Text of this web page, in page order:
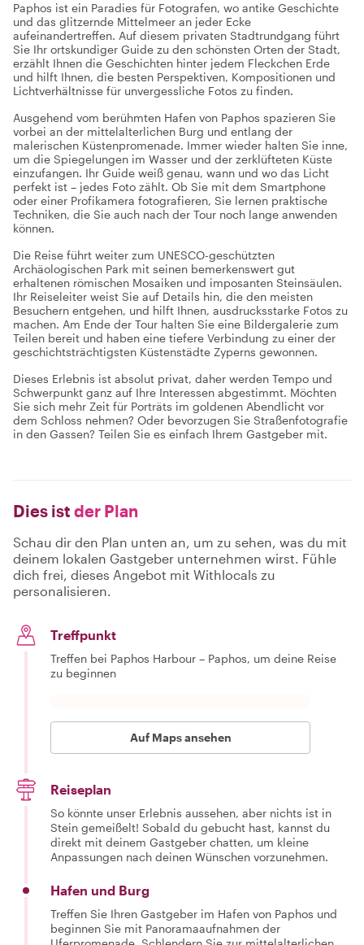
Paphos ist ein Paradies für Fotografen, wo antike Geschichte
und das glitzernde Mittelmeer an jeder Ecke
aufeinandertreffen. Auf diesem privaten Stadtrundgang führt
Sie Ihr ortskundiger Guide zu den schönsten Orten der Stadt,
erzählt Ihnen die Geschichten hinter jedem Fleckchen Erde
und hilft Ihnen, die besten Perspektiven, Kompositionen und
Lichtverhältnisse für unvergessliche Fotos zu finden.
Ausgehend vom berühmten Hafen von Paphos spazieren Sie
vorbei an der mittelalterlichen Burg und entlang der
malerischen Küstenpromenade. Immer wieder halten Sie inne,
um die Spiegelungen im Wasser und der zerklüfteten Küste
einzufangen. Ihr Guide weiß genau, wann und wo das Licht
perfekt ist – jedes Foto zählt. Ob Sie mit dem Smartphone
oder einer Profikamera fotografieren, Sie lernen praktische
Techniken, die Sie auch nach der Tour noch lange anwenden
können.
Die Reise führt weiter zum UNESCO-geschützten
Archäologischen Park mit seinen bemerkenswert gut
erhaltenen römischen Mosaiken und imposanten Steinsäulen.
Ihr Reiseleiter weist Sie auf Details hin, die den meisten
Besuchern entgehen, und hilft Ihnen, ausdrucksstarke Fotos zu
machen. Am Ende der Tour halten Sie eine Bildergalerie zum
Teilen bereit und haben eine tiefere Verbindung zu einer der
geschichtsträchtigsten Küstenstädte Zyperns gewonnen.
Dieses Erlebnis ist absolut privat, daher werden Tempo und
Schwerpunkt ganz auf Ihre Interessen abgestimmt. Möchten
Sie sich mehr Zeit für Porträts im goldenen Abendlicht vor
dem Schloss nehmen? Oder bevorzugen Sie Straßenfotografie
in den Gassen? Teilen Sie es einfach Ihrem Gastgeber mit.
Dies ist der Plan
Schau dir den Plan unten an, um zu sehen, was du mit
deinem lokalen Gastgeber unternehmen wirst. Fühle
dich frei, dieses Angebot mit Withlocals zu
personalisieren.
Treffpunkt
Treffen bei Paphos Harbour – Paphos, um deine Reise
zu beginnen
Auf Maps ansehen
Reiseplan
So könnte unser Erlebnis aussehen, aber nichts ist in
Stein gemeißelt! Sobald du gebucht hast, kannst du
direkt mit deinem Gastgeber chatten, um kleine
Anpassungen nach deinen Wünschen vorzunehmen.
Hafen und Burg
Treffen Sie Ihren Gastgeber im Hafen von Paphos und
beginnen Sie mit Panoramaaufnahmen der